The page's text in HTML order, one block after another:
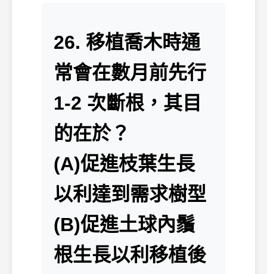
26. 移植喬木時通
常會在數月前先行
1-2 次斷根，其目
的在於？
(A)促進枝葉生長
以利達到需求樹型
(B)促進土球內鬚
根生長以利移植後